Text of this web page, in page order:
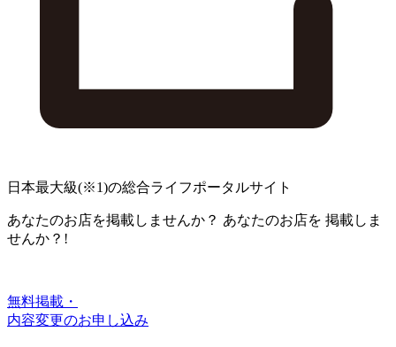
日本最大級(※1)の総合ライフポータルサイト
あなたのお店を掲載しませんか？ あなたのお店を 掲載しま
せんか？!
無料掲載・
内容変更のお申し込み